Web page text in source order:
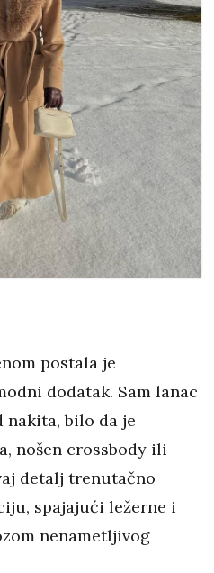
postala je
dodatak. Sam lanac
nakita, bilo da je
nošen crossbody ili
detalj trenutačno
spajajući ležerne i
nenametljivog